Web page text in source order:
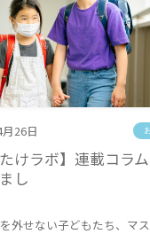
26日
たけラボ】連載コラ
し
を外せない子どもたち、マ